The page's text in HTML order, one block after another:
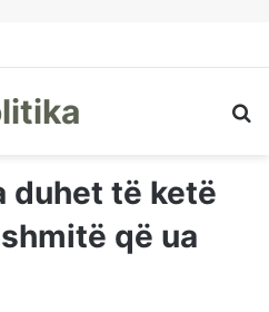
duhet të ketë
që ua